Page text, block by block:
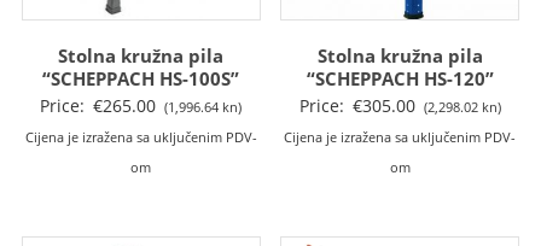
Stolna kružna pila
“SCHEPPACH HS-100S”
Price: €265.00 (1,996.64 kn)
Cijena je izražena sa uključenim PDV-
om
Stolna kružna pila
“SCHEPPACH HS-120”
Price: €305.00 (2,298.02 kn)
Cijena je izražena sa uključenim PDV-
om